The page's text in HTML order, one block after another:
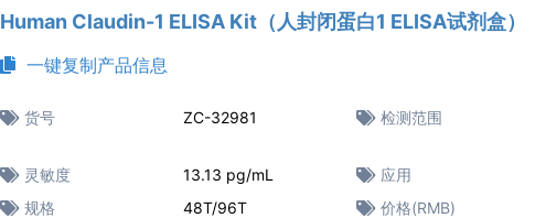
Human Claudin-1 ELISA Kit（人封闭蛋白1 ELISA试剂盒）
一键复制产品信息
货号 ZC-32981 检测范围
灵敏度
13.13 pg/mL 应用
规格
48T/96T 价格(RMB)